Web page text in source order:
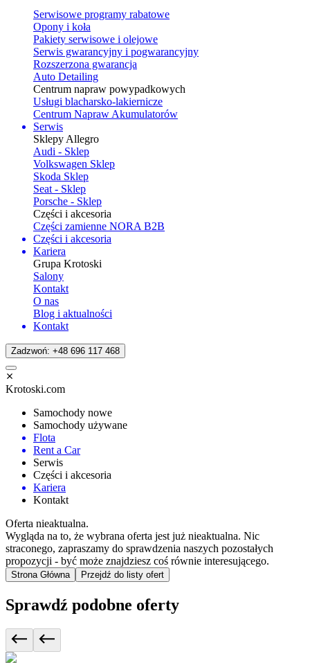
Serwisowe programy rabatowe
Opony i koła
Pakiety serwisowe i olejowe
Serwis gwarancyjny i pogwarancyjny
Rozszerzona gwarancja
Auto Detailing
Centrum napraw powypadkowych
Usługi blacharsko-lakiernicze
Centrum Napraw Akumulatorów
Serwis
Sklepy Allegro
Audi - Sklep
Volkswagen Sklep
Skoda Sklep
Seat - Sklep
Porsche - Sklep
Części i akcesoria
Części zamienne NORA B2B
Części i akcesoria
Kariera
Grupa Krotoski
Salony
Kontakt
O nas
Blog i aktualności
Kontakt
Zadzwoń: +48 696 117 468
Krotoski.com
Samochody nowe
Samochody używane
Flota
Rent a Car
Serwis
Części i akcesoria
Kariera
Kontakt
Oferta nieaktualna.
Wygląda na to, że wybrana oferta jest już nieaktualna. Nic
straconego, zapraszamy do sprawdzenia naszych pozostałych
propozycji - być może znajdziesz coś równie interesującego.
Strona Główna Przejdź do listy ofert
Sprawdź podobne oferty